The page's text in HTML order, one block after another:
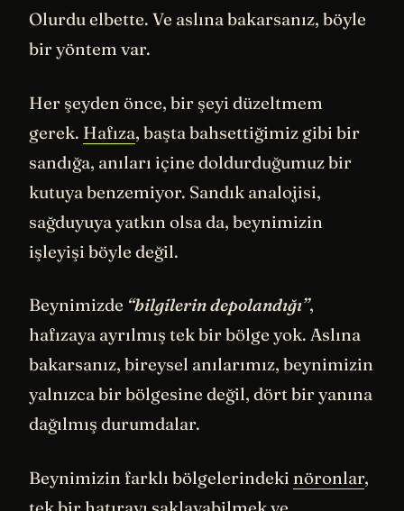
Olurdu elbette. Ve aslına bakarsanız, böyle
bir yöntem var.
Her şeyden önce, bir şeyi düzeltmem
gerek. Hafıza, başta bahsettiğimiz gibi bir
sandığa, anıları içine doldurduğumuz bir
kutuya benzemiyor. Sandık analojisi,
sağduyuya yatkın olsa da, beynimizin
işleyişi böyle değil.
Beynimizde “bilgilerin depolandığı”,
hafızaya ayrılmış tek bir bölge yok. Aslına
bakarsanız, bireysel anılarımız, beynimizin
yalnızca bir bölgesine değil, dört bir yanına
dağılmış durumdalar.
Beynimizin farklı bölgelerindeki nöronlar,